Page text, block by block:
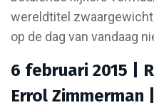
wereldtitel
op de dag van vandaag
6 februari 2015 |
Errol Zimmerman